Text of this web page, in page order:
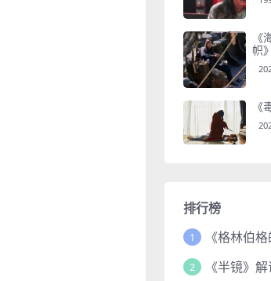
《
帜
《
排行榜
1
2 《半镜》